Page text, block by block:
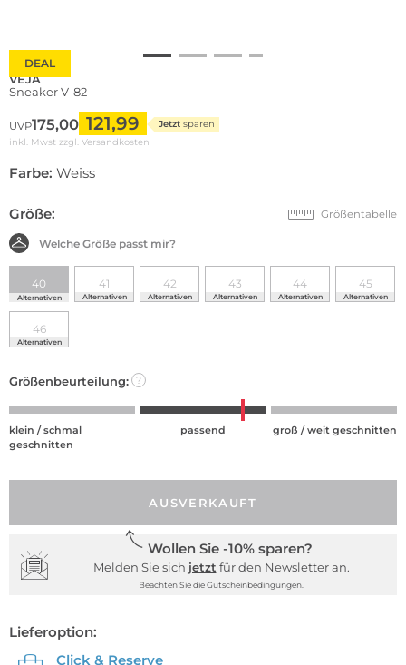
DEAL
VEJA
Sneaker V-82
UVP175,00 121,99 Jetzt sparen
inkl. Mwst zzgl. Versandkosten
Farbe: Weiss
Größe: Größentabelle
Welche Größe passt mir?
40
Alternativen
41
Alternativen
42
Alternativen
43
Alternativen
44
Alternativen
45
Alternativen
46
Alternativen
Größenbeurteilung: ?
klein / schmal
geschnitten
passend groß / weit geschnitten
AUSVERKAUFT
Wollen Sie -10% sparen?
Melden Sie sich jetzt für den Newsletter an.
Beachten Sie die Gutscheinbedingungen.
Lieferoption:
Click & Reserve